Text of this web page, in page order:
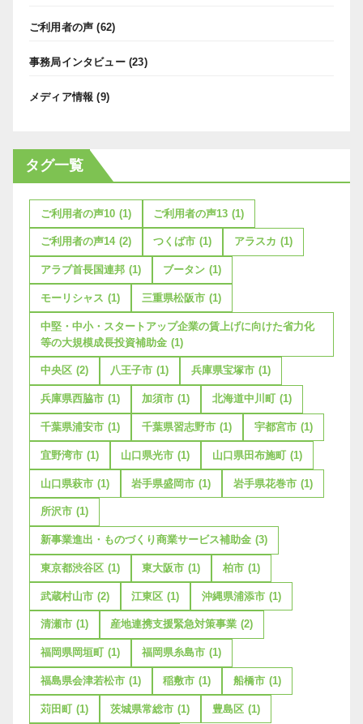
ご利用者の声 (62)
事務局インタビュー(23)
メディア情報 (9)
タグ一覧
ご利用者の声10 (1) ご利用者の声13 (1)
ご利用者の声14 (2) つくば市 (1) アラスカ (1)
アラブ首長国連邦 (1) ブータン (1)
モーリシャス (1) 三重県松阪市 (1)
中堅・中小・スタートアップ企業の賃上げに向けた省力化
等の大規模成長投資補助金 (1)
中央区 (2) 八王子市 (1) 兵庫県宝塚市 (1)
兵庫県西脇市 (1) 加須市 (1) 北海道中川町 (1)
千葉県浦安市 (1) 千葉県習志野市 (1) 宇都宮市 (1)
宜野湾市 (1) 山口県光市 (1) 山口県田布施町 (1)
山口県萩市 (1) 岩手県盛岡市 (1) 岩手県花巻市 (1)
所沢市 (1)
新事業進出・ものづくり商業サービス補助金 (3)
東京都渋谷区 (1) 東大阪市 (1) 柏市 (1)
武蔵村山市 (2) 江東区 (1) 沖縄県浦添市 (1)
清瀬市 (1) 産地連携支援緊急対策事業 (2)
福岡県岡垣町 (1) 福岡県糸島市 (1)
福島県会津若松市 (1) 稲敷市 (1) 船橋市 (1)
苅田町 (1) 茨城県常総市 (1) 豊島区 (1)